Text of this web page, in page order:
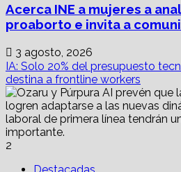
Acerca INE a mujeres a
proaborto e invita a
3 agosto, 2026
IA: Solo 20% del presupuesto
destina a frontline workers
2